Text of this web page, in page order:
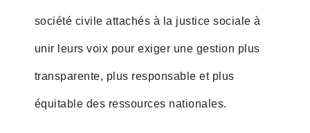
société civile attachés à la justice sociale à
unir leurs voix pour exiger une gestion plus
transparente, plus responsable et plus
équitable des ressources nationales.